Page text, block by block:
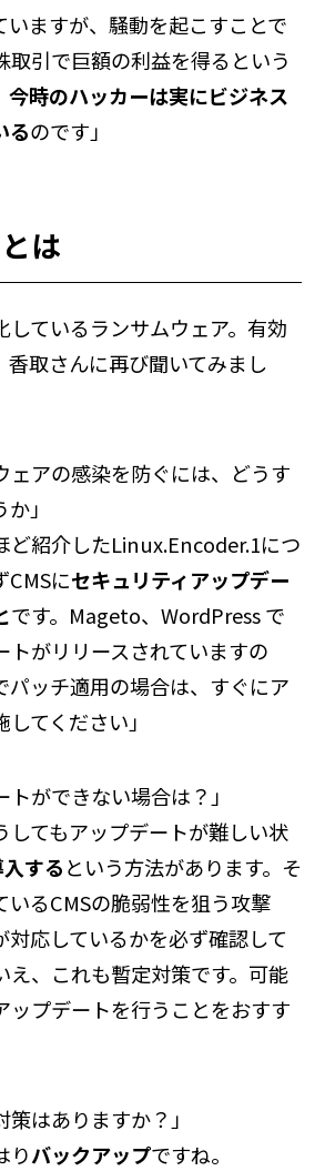
いますが、騒動を起こすことで
取引で巨額の利益を得るという
今時のハッカーは実にビジネス
るのです」
は
しているランサムウェア。有効
香取さんに再び聞いてみまし
ェアの感染を防ぐには、どうす
」
ど紹介したLinux.Encoder.1につ
CMSにセキュリティアップデー
です。Mageto、WordPress で
トがリリースされていますの
パッチ適用の場合は、すぐにア
てください」
トができない場合は？」
してもアップデートが難しい状
するという方法があります。そ
いるCMSの脆弱性を狙う攻撃
対応しているかを必ず確認して
え、これも暫定対策です。可能
ップデートを行うことをおすす
策はありますか？」
りバックアップですね。